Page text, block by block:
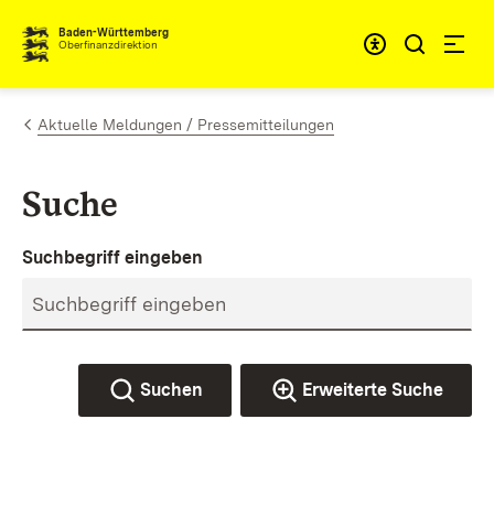
Zum Inhalt springen
Baden-Württemberg
Oberfinanzdirektion
Aktuelle Meldungen / Pressemitteilungen
Suche
Suchbegriff eingeben
Suchen Erweiterte Suche